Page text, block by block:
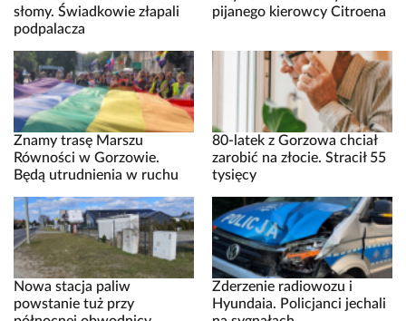
słomy. Świadkowie złapali
podpalacza
pijanego kierowcy Citroena
Znamy trasę Marszu
Równości w Gorzowie.
Będą utrudnienia w ruchu
80-latek z Gorzowa chciał
zarobić na złocie. Stracił 55
tysięcy
Nowa stacja paliw
powstanie tuż przy
Zderzenie radiowozu i
Hyundaia. Policjanci jechali